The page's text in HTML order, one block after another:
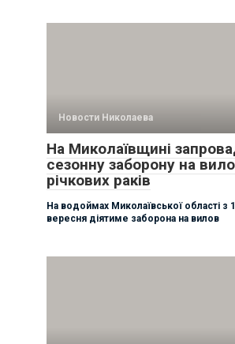
Новости Николаева
На Миколаївщині
сезонну заборону на
річкових раків
На водоймах Миколаївської області з
вересня діятиме заборона на вилов